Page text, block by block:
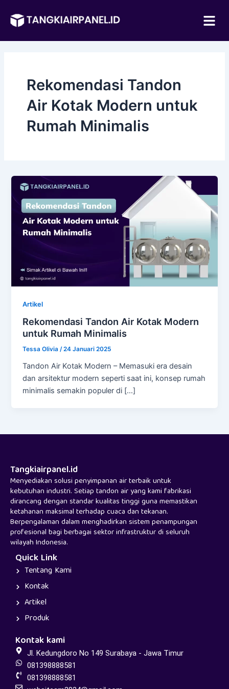
konten
Rekomendasi Tandon
Air Kotak Modern untuk
Rumah Minimalis
Artikel
Rekomendasi Tandon Air Kotak Modern
untuk Rumah Minimalis
Tessa Olivia/24 Januari 2025
Tandon Air Kotak Modern – Memasuki era desain
dan arsitektur modern seperti saat ini, konsep rumah
minimalis semakin populer di […]
Tangkiairpanel.id
Menyediakan solusi penyimpanan air terbaik untuk
kebutuhan industri. Setiap tandon air yang kami fabrikasi
dirancang dengan standar kualitas tinggi guna memastikan
ketahanan maksimal terhadap cuaca dan tekanan.
Berpengalaman dalam menghadirkan sistem penampungan
profesional bagi berbagai sektor infrastruktur di seluruh
wilayah Indonesia.
Quick Link
Tentang Kami
Kontak
Artikel
Produk
Kontak kami
Jl. Kedungdoro No 149 Surabaya - Jawa Timur
081398888581
081398888581